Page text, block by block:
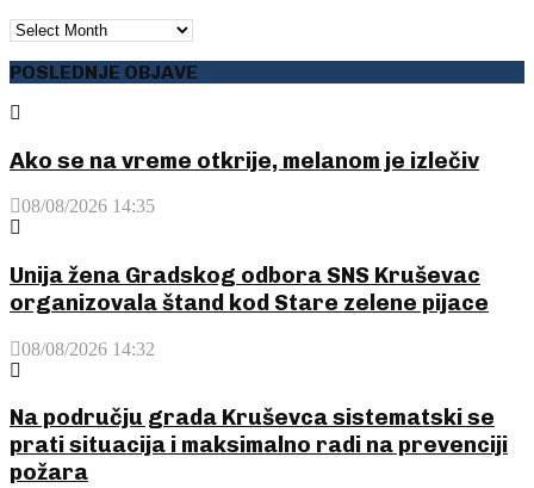
ARHIVA
POSLEDNJE OBJAVE
Ako se na vreme otkrije, melanom je izlečiv
08/08/2026 14:35
Unija žena Gradskog odbora SNS Kruševac
organizovala štand kod Stare zelene pijace
08/08/2026 14:32
Na području grada Kruševca sistematski se
prati situacija i maksimalno radi na prevenciji
požara